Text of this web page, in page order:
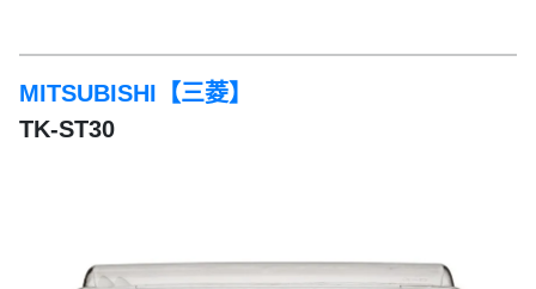
MITSUBISHI【三菱】
TK-ST30